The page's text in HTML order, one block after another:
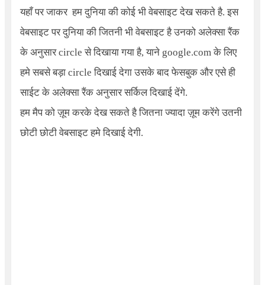
यहाँ पर जाकर हम दुनिया की कोई भी वेबसाइट देख सकते है. इस
वेबसाइट पर दुनिया की जितनी भी वेबसाइट है उनको अलेक्सा रैंक
के अनुसार circle से दिखाया गया है, याने google.com के लिए
हमे सबसे बड़ा circle दिखाई देगा उसके बाद फेसबुक और एसे ही
साईट के अलेक्सा रैंक अनुसार सर्किल दिखाई देंगे.
हम मैप को ज़ूम करके देख सकते है जितना ज्यादा ज़ूम करेंगे उतनी
छोटी छोटी वेबसाइट हमे दिखाई देगी.